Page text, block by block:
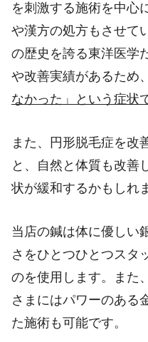
を刺激する施術を中心
や漢方の処方もさせて
の歴史を誇る東洋医学
や改善実績があるため、
なかった」という症状
また、円形脱毛症を改
と、自然と体質も改善
状が緩和するかもしれ
当店の鍼は体に優しい
さをひとつひとつスタ
のを使用します。また
さまにはパワーのある
た施術も可能です。